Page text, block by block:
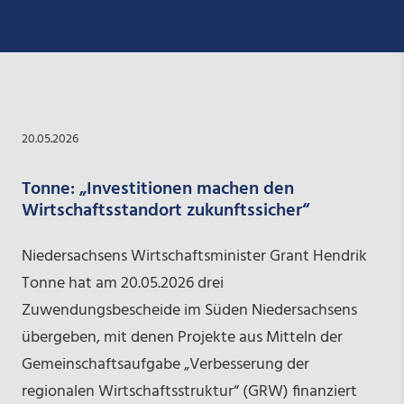
20.05.2026
Tonne: „Investitionen machen den
Wirtschaftsstandort zukunftssicher“
Niedersachsens Wirtschaftsminister Grant Hendrik
Tonne hat am 20.05.2026 drei
Zuwendungsbescheide im Süden Niedersachsens
übergeben, mit denen Projekte aus Mitteln der
Gemeinschaftsaufgabe „Verbesserung der
regionalen Wirtschaftsstruktur“ (GRW) finanziert